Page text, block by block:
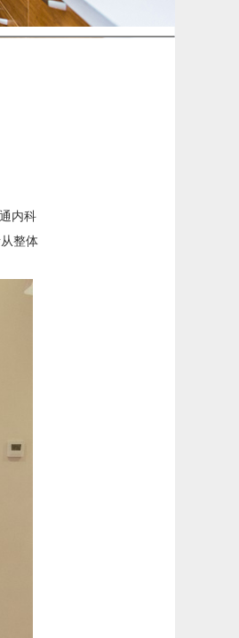
内科
整体